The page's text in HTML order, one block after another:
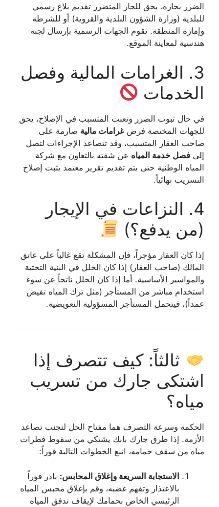
الضرر بجاره، يحق للجار المتضرر تقديم بلاغ رسمي
للبلدية (وزارة الشؤون البلدية والقروية) أو للشرطة
وإمارة المنطقة. تقوم الجهات الرسمية بإرسال لجنة
هندسية لمعاينة الموقع.
3. الغرامات المالية وفصل
الخدمات
في حال ثبوت الضرر وتعنت المتسبب في الإصلاح، يحق
للجهات المختصة فرضغرامات مالية صارمة على
صاحب العقار المتسبب، وقد تتصاعد الإجراءات لتصل
إلى فصل خدمة المياه عن شقته بالتعاون مع شركة
المياه الوطنية حتى يتم تقديم تقرير معتمد يثبت إصلاح
التسريب نهائياً.
4. النزاعات في الإيجار
(من يدفع؟)
إذا كان العقار مؤجراً، فإن المشكلة تقع غالباً على عاتق
المالك (صاحب العقار) إذا كان الخلل في البنية التحتية
والمواسير الأساسية. أما إذا كان الخلل ناتجاً عن سوء
استخدام مباشر من المستأجر (مثل ترك المياه تفيض
عمداً)، فيتحمل المستأجر المسؤولية التعويضية.
ثالثاً: كيف تتصرف إذا
اشتكى جارك من تسريب
مياه؟
الحكمة وسرعة التصرف هما مفتاح الحل لتجنب تصاعد
الأزمة. إذا طرق جارك بابك يشتكي من سقوط قطرات
مياه من سقف حمامه، اتبع الخطوات التالية فوراً:
الاستجابة السريعة وإغلاق المحابس: بادر فوراً
بالاعتذار وتفهم غضبه، وقم بإغلاق محبس المياه
الرئيسي الخاص بحمامك لإيقاف تدفق المياه